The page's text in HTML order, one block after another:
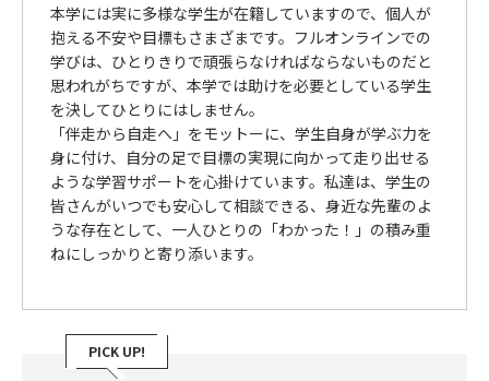
本学には実に多様な学生が在籍していますので、個人が
抱える不安や目標もさまざまです。フルオンラインでの
学びは、ひとりきりで頑張らなければならないものだと
思われがちですが、本学では助けを必要としている学生
を決してひとりにはしません。
「伴走から自走へ」をモットーに、学生自身が学ぶ力を
身に付け、自分の足で目標の実現に向かって走り出せる
ような学習サポートを心掛けています。私達は、学生の
皆さんがいつでも安心して相談できる、身近な先輩のよ
うな存在として、一人ひとりの「わかった！」の積み重
ねにしっかりと寄り添います。
PICK UP!